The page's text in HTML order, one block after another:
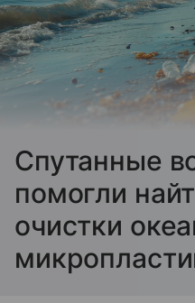
Спутанные
помогли
очистки